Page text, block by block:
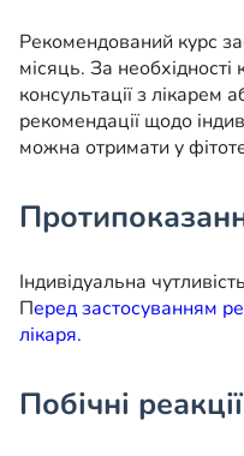
Рекомендований курс
місяць. За
консультації з лікарем
рекомендації щодо
можна отримати у
Індивідуальна
Перед застосуванням
лікаря.
Побічні реакції